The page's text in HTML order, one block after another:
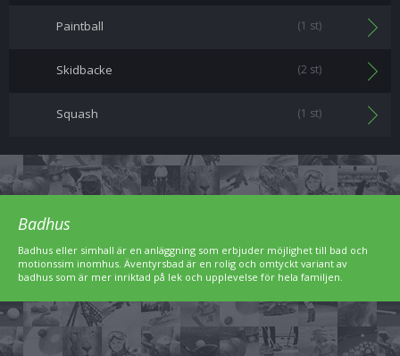
Paintball (1 st)
Skidbacke (2 st)
Squash (1 st)
Badhus
Badhus eller simhall är en anläggning som erbjuder möjlighet till bad och
motionssim inomhus. Äventyrsbad är en rolig och omtyckt variant av
badhus som är mer inriktad på lek och upplevelse för hela familjen.